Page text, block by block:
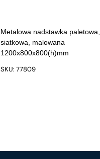
Metalowa nadstawka paletowa,
siatkowa, malowana
1200x800x800(h)mm
SKU: 77809